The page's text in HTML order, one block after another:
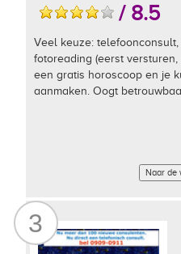
/ 8.5
Veel keuze:
fotoreading (eerst
een gratis horoscoop en je
aanmaken. Oogt
Naar de
3